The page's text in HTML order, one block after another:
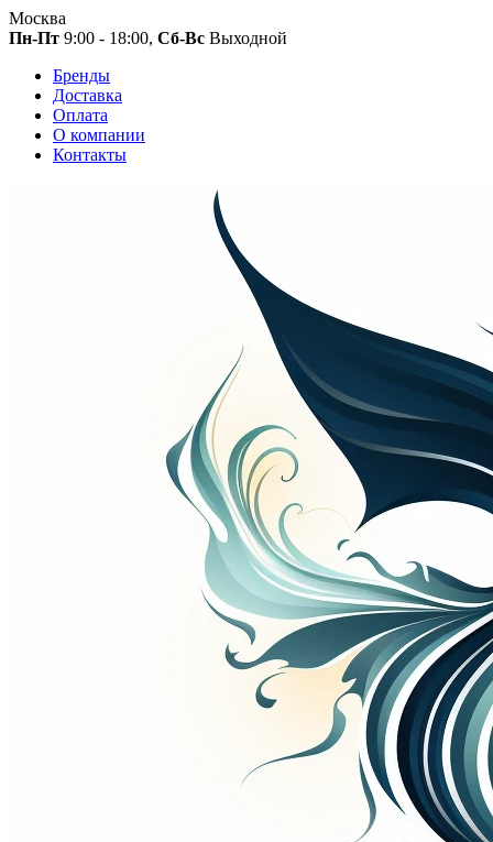
Москва
Пн-Пт 9:00 - 18:00, Сб-Вс Выходной
Бренды
Доставка
Оплата
О компании
Контакты